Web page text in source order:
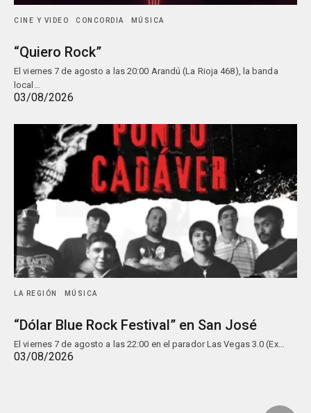
CINE Y VIDEO CONCORDIA MÚSICA
“Quiero Rock”
El viernes 7 de agosto a las 20:00 Arandú (La Rioja 468), la banda
local…
03/08/2026
LA REGIÓN MÚSICA
“Dólar Blue Rock Festival” en San José
El viernes 7 de agosto a las 22:00 en el parador Las Vegas 3.0 (Ex…
03/08/2026